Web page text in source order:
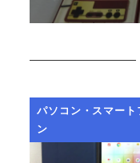
パソコン・スマート
ン